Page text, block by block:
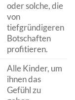
oder solche, die
von
tiefgründigeren
Botschaften
profitieren.
Alle Kinder, um
ihnen das
Gefühl zu